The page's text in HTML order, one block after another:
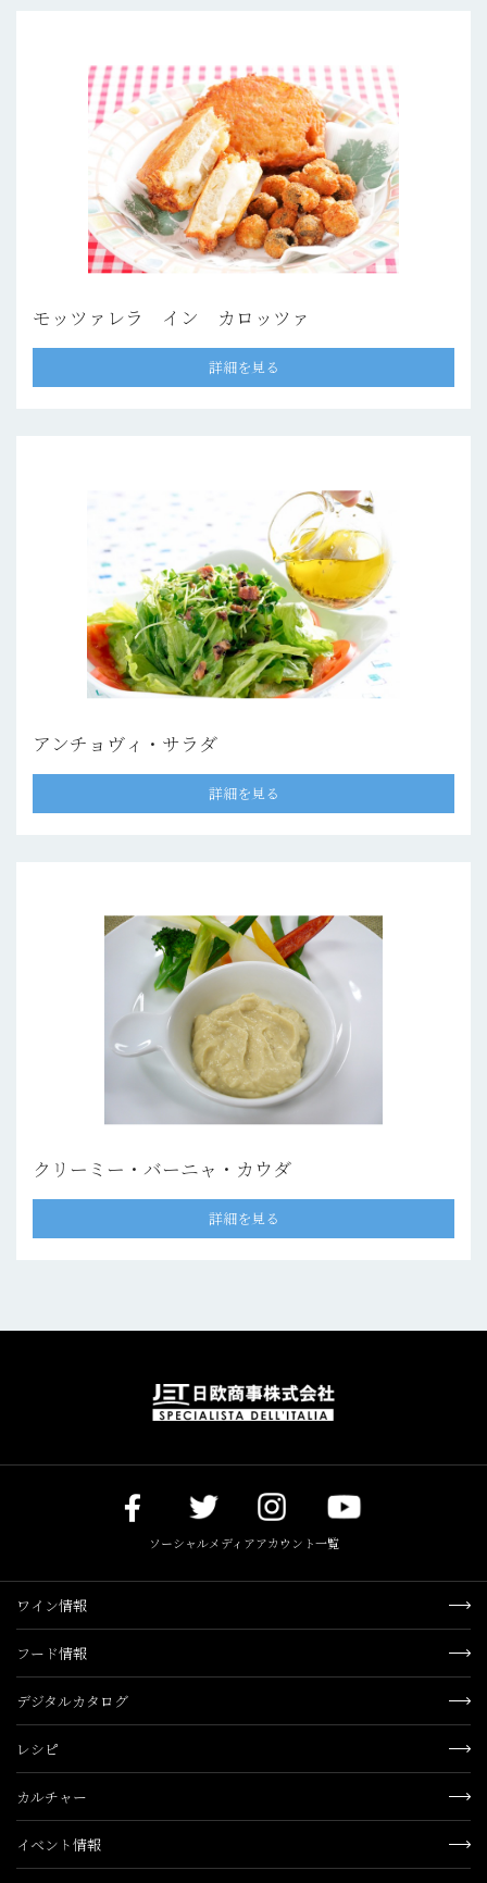
モッツァレラ イン カロッツァ
詳細を見る
アンチョヴィ・サラダ
詳細を見る
クリーミー・バーニャ・カウダ
詳細を見る
ソーシャルメディアアカウント一覧
ワイン情報
フード情報
デジタルカタログ
レシピ
カルチャー
イベント情報